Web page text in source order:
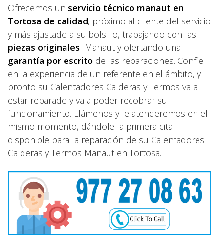
Ofrecemos un servicio técnico manaut en
Tortosa de calidad, próximo al cliente del servicio
y más ajustado a su bolsillo, trabajando con las
piezas originales Manaut y ofertando una
garantía por escrito de las reparaciones. Confíe
en la experiencia de un referente en el ámbito, y
pronto su Calentadores Calderas y Termos va a
estar reparado y va a poder recobrar su
funcionamiento. Llámenos y le atenderemos en el
mismo momento, dándole la primera cita
disponible para la reparación de su Calentadores
Calderas y Termos Manaut en Tortosa.